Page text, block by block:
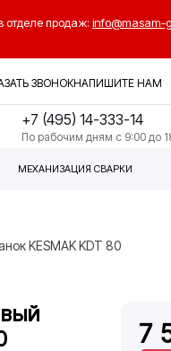
отделе продаж: info@masam-
ЗВОНОКНАПИШИТЕ НАМ
+7 (495) 14-333-14
По рабочим дням с 9:00 до
МЕХАНИЗАЦИЯ СВАРКИ
KESMAK KDT 80
7